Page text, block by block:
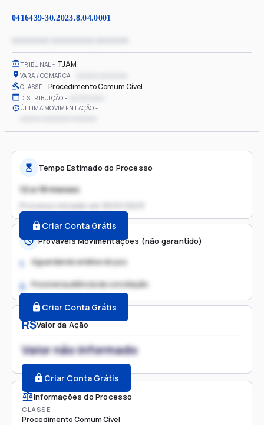
0416439-30.2023.8.04.0001
TRIBUNAL TJAM
VARA / COMARCA
CLASSE Procedimento Comum Cível
DISTRIBUIÇÃO
ÚLTIMA MOVIMENTAÇÃO
R$Valor da Ação
Valor não informado
Criar Conta Grátis
Informações do Processo
CLASSE
Procedimento Comum Cível
Tempo Estimado do Processo
12 a 18 meses
Processo iniciado em
Criar Conta Grátis
Prováveis Movimentações (não garantido)
1. Aguardando análise do juiz
2. Possível audiência de conciliação
Criar Conta Grátis